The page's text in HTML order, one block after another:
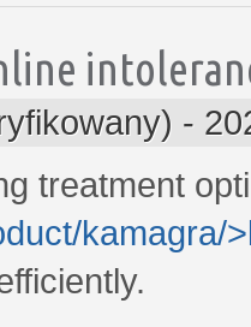
-
treatment
kamagra/